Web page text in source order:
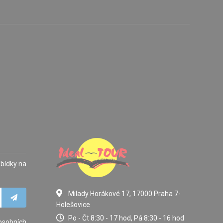
na
Milady Horákové 17, 17000 Praha 7-
Holešovice
Po - Čt 8:30 - 17 hod, Pá 8:30 - 16 hod